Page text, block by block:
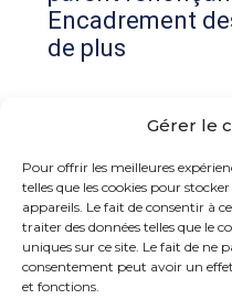
Gérer le
Pour offrir les meilleures
telles que les cookies pour
appareils. Le fait de consentir à
traiter des données telles que le
uniques sur ce site. Le fait de ne
consentement peut avoir un
et fonctions.
Encadrement
de plus
Commentaires
Aucun